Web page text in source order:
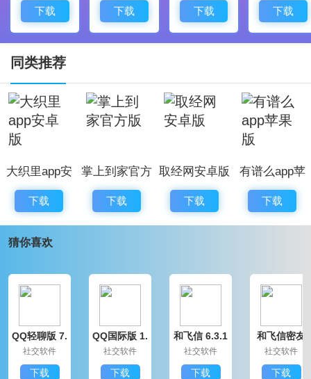
瘦身管家app安卓版软件更新
1、修复了bug，优化了一些交互体验
2、优化了程序的稳定性，更加流畅
4、新增模块
下载 下载 下载 下载
同类推荐
大织里app安
卓版
下载
掌上到家官方
版
下载
取经网安卓版
下载
有谱么app苹
果版
下载
猜你喜欢
QQ轻聊版 7.
9.14314.0
社交软件
下载
QQ国际版 1.
91.1370.0
社交软件
下载
和飞信 6.3.1
200
社交软件
下载
和飞信密友
圈版 6.3.120
社交软件
下载